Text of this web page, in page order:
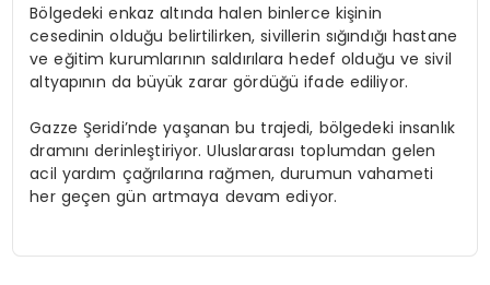
Bölgedeki enkaz altında halen binlerce kişinin
cesedinin olduğu belirtilirken, sivillerin sığındığı hastane
ve eğitim kurumlarının saldırılara hedef olduğu ve sivil
altyapının da büyük zarar gördüğü ifade ediliyor.
Gazze Şeridi’nde yaşanan bu trajedi, bölgedeki insanlık
dramını derinleştiriyor. Uluslararası toplumdan gelen
acil yardım çağrılarına rağmen, durumun vahameti
her geçen gün artmaya devam ediyor.